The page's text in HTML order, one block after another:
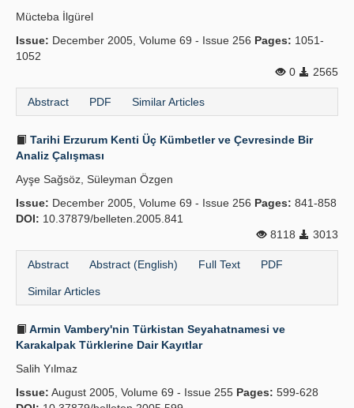
Mücteba İlgürel
Issue: December 2005, Volume 69 - Issue 256 Pages: 1051-
1052
0
2565
Abstract PDF Similar Articles
Tarihi Erzurum Kenti Üç Kümbetler ve Çevresinde Bir
Analiz Çalışması
Ayşe Sağsöz, Süleyman Özgen
Issue: December 2005, Volume 69 - Issue 256 Pages: 841-858
DOI: 10.37879/belleten.2005.841
8118
3013
Abstract Abstract (English) Full Text PDF
Similar Articles
Armin Vambery'nin Türkistan Seyahatnamesi ve
Karakalpak Türklerine Dair Kayıtlar
Salih Yılmaz
Issue: August 2005, Volume 69 - Issue 255 Pages: 599-628